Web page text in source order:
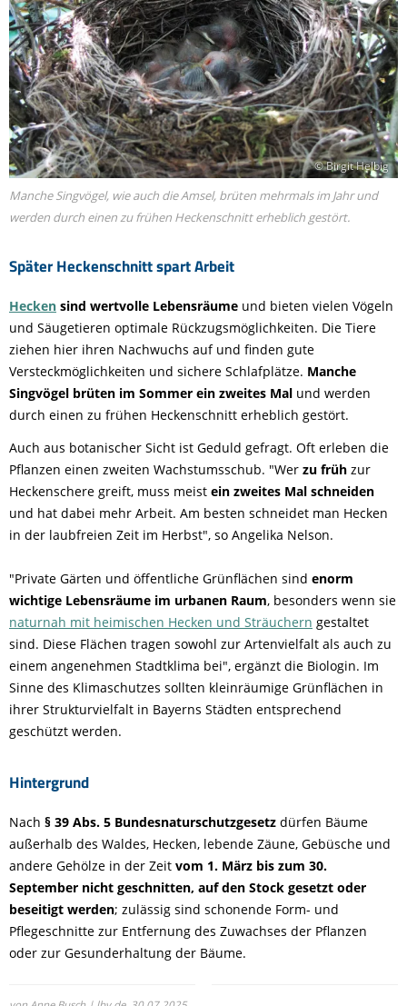
Später Heckenschnitt spart Arbeit
© Birgit Helbig
Manche Singvögel, wie auch die Amsel, brüten mehrmals im Jahr und
werden durch einen zu frühen Heckenschnitt erheblich gestört.
Hecken sind wertvolle Lebensräume und bieten vielen Vögeln
und Säugetieren optimale Rückzugsmöglichkeiten. Die Tiere
ziehen hier ihren Nachwuchs auf und finden gute
Versteckmöglichkeiten und sichere Schlafplätze. Manche
Singvögel brüten im Sommer ein zweites Mal und werden
durch einen zu frühen Heckenschnitt erheblich gestört.
Auch aus botanischer Sicht ist Geduld gefragt. Oft erleben die
Pflanzen einen zweiten Wachstumsschub. "Wer zu früh zur
Heckenschere greift, muss meist ein zweites Mal schneiden
und hat dabei mehr Arbeit. Am besten schneidet man Hecken
in der laubfreien Zeit im Herbst", so Angelika Nelson.
"Private Gärten und öffentliche Grünflächen sind enorm
wichtige Lebensräume im urbanen Raum, besonders wenn sie
naturnah mit heimischen Hecken und Sträuchern gestaltet
sind. Diese Flächen tragen sowohl zur Artenvielfalt als auch zu
einem angenehmen Stadtklima bei", ergänzt die Biologin. Im
Sinne des Klimaschutzes sollten kleinräumige Grünflächen in
ihrer Strukturvielfalt in Bayerns Städten entsprechend
geschützt werden.
Hintergrund
Nach § 39 Abs. 5 Bundesnaturschutzgesetz dürfen Bäume
außerhalb des Waldes, Hecken, lebende Zäune, Gebüsche und
andere Gehölze in der Zeit vom 1. März bis zum 30.
September nicht geschnitten, auf den Stock gesetzt oder
beseitigt werden; zulässig sind schonende Form- und
Pflegeschnitte zur Entfernung des Zuwachses der Pflanzen
oder zur Gesunderhaltung der Bäume.